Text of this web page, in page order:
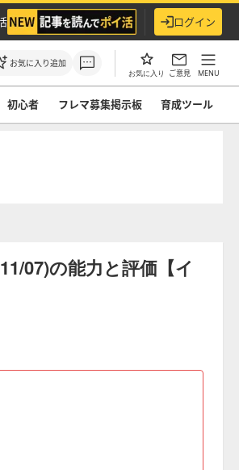
ログイン
お気に入り追加
お気に入り ご意見 MENU
初心者 フレマ募集掲示板 育成ツール
07)の能力と評価【イ